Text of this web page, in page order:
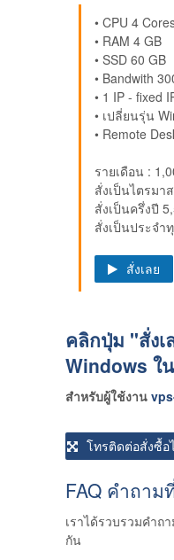
• CPU 4
• RAM 4 GB
• SSD 60 GB
• Bandwith
• 1 IP - fixed
• เปลี่ยนรุ่น
• Remote
รายเดือน :
สั่งเป็นไตรมา
สั่งเป็นครึ่งปี
สั่งเป็นประจำ
สั่งเลย
คลิกปุ่ม "สั่งเ
Windows ใ
สำหรับผู้ใช้งาน
โทรติดต่อสั่งซื้อ
FAQ คำถา
เราได้รวบรวมคำถ
กัน